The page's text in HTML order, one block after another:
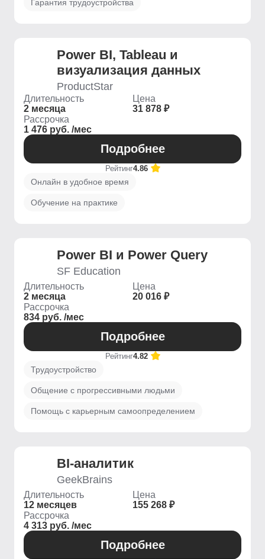
Гарантия трудоустройства
Power BI, Tableau и
визуализация данных
ProductStar
Длительность
2 месяца
Цена
31 878 ₽
Рассрочка
1 476 руб. /мес
Подробнее
Рейтинг4.86
Онлайн в удобное время
Обучение на практике
Power BI и Power Query
SF Education
Длительность
2 месяца
Цена
20 016 ₽
Рассрочка
834 руб. /мес
Подробнее
Рейтинг4.82
Трудоустройство
Общение с прогрессивными людьми
Помощь с карьерным самоопределением
BI-аналитик
GeekBrains
Длительность
12 месяцев
Цена
155 268 ₽
Рассрочка
4 313 руб. /мес
Подробнее